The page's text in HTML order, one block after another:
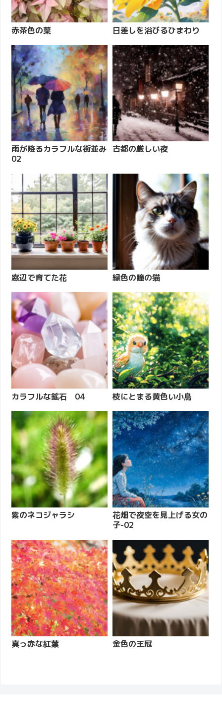
赤茶色の葉 日差しを浴びるひまわり
雨が降るカラフルな街並み
02
古都の厳しい夜
窓辺で育てた花 緑色の瞳の猫
カラフルな鉱石 04 枝にとまる黄色い小鳥
紫のネコジャラシ
花畑で夜空を見上げる女の
子-02
真っ赤な紅葉 金色の王冠